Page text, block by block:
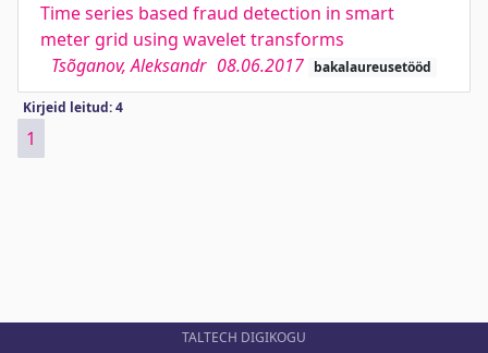
Time series based fraud detection in smart
meter grid using wavelet transforms
Tsõganov, Aleksandr 08.06.2017 bakalaureusetööd
Kirjeid leitud: 4
1
TALTECH DIGIKOGU